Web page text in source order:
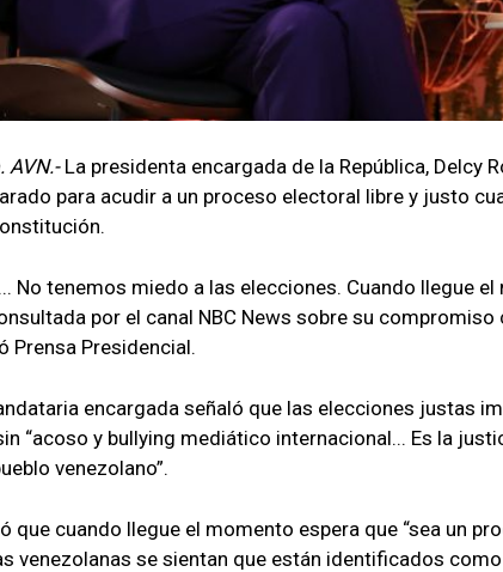
AVN.-La presidenta encargada de la República, Delcy
para acudir a un proceso electoral libre y justo
No tenemos miedo a las elecciones. Cuando llegue el
por el canal NBC News sobre su
Prensa Presidencial.
encargada señaló que las elecciones justas
“acoso y bullying mediático internacional... Es la
venezolano”.
que cuando llegue el momento espera que “sea un
venezolanas se sientan que están identificados como